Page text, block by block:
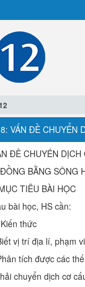
VẤN ĐỀ CHUYỂN
ĐỀ CHUYỂN
BẰNG SÔNG
TIÊU BÀI HỌC
bài học, HS cần:
thức
vị trí địa lí, phạm
tích được các
chuyển dịch cơ